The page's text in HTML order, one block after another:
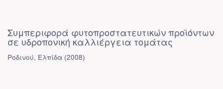
Συμπεριφορά φυτοπροστατευτικών προϊόντων
σε υδροπονική καλλιέργεια τομάτας
Ροδινού, Ελπίδα (2008)